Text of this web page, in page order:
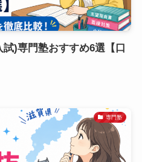
)専門塾おすすめ6選【口
専門塾